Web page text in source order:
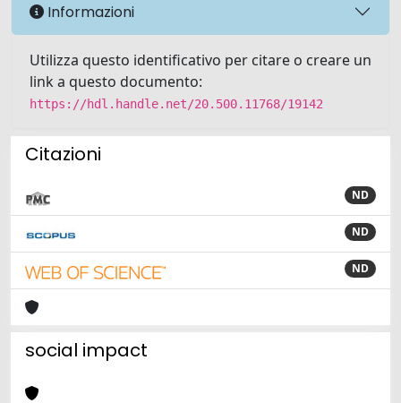
Informazioni
Utilizza questo identificativo per citare o creare un
link a questo documento:
https://hdl.handle.net/20.500.11768/19142
Citazioni
ND
ND
ND
social impact